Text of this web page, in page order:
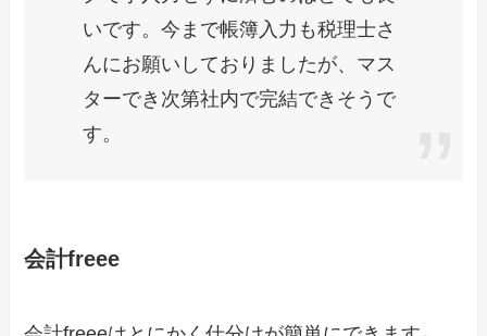
いです。今まで帳簿入力も税理士さ
んにお願いしておりましたが、マス
ターでき次第社内で完結できそうで
す。
会計freee